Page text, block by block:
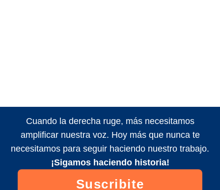
Cuando la derecha ruge, más necesitamos
amplificar nuestra voz. Hoy más que nunca te
necesitamos para seguir haciendo nuestro trabajo.
¡Sigamos haciendo historia!
Suscribite